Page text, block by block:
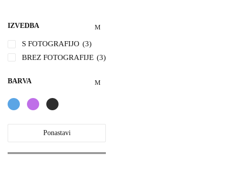
IZVEDBA
S FOTOGRAFIJO (3)
BREZ FOTOGRAFIJE (3)
BARVA
Ponastavi